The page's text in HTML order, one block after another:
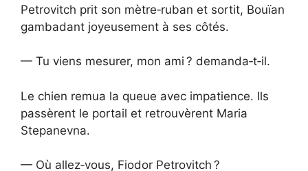
Petrovitch prit son mètre‑ruban et sortit, Bouïan
gambadant joyeusement à ses côtés.
— Tu viens mesurer, mon ami ? demanda‑t‑il.
Le chien remua la queue avec impatience. Ils
passèrent le portail et retrouvèrent Maria
Stepanevna.
— Où allez‑vous, Fiodor Petrovitch ?